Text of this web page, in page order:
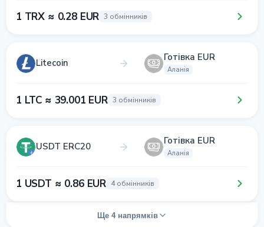
1 TRX ≈ 0.28 EUR 3 обмінників
Litecoin Готівка EUR
Аланія
1 LTC ≈ 39.001 EUR 3 обмінників
USDT ERC20 Готівка EUR
Аланія
1 USDT ≈ 0.86 EUR 4 обмінників
Ще 4 напрямків